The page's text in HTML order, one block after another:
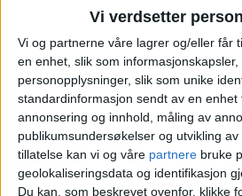
Vi verdsetter
Vi og partnerne våre lagrer og/eller får
en enhet, slik som
personopplysninger, slik som unike
standardinformasjon sendt av en
annonsering og innhold, måling av
publikumsundersøkelser og utvikling av
tillatelse kan vi og våre partnere bruke
geolokaliseringsdata og identifikasjon
Du kan, som beskrevet ovenfor, klikke
Se bildene:
med fotballfeber
skjebnekampen –